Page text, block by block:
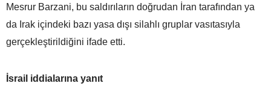
Mesrur Barzani, bu saldırıların doğrudan İran tarafından ya
da Irak içindeki bazı yasa dışı silahlı gruplar vasıtasıyla
gerçekleştirildiğini ifade etti.
İsrail iddialarına yanıt